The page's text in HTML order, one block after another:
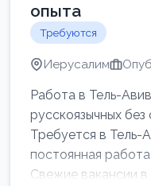
опыта
Требуются
Иерусалим
Работа в Тель-
русскоязычных
Требуется в Тель-
постоянная
Свежие вакансии